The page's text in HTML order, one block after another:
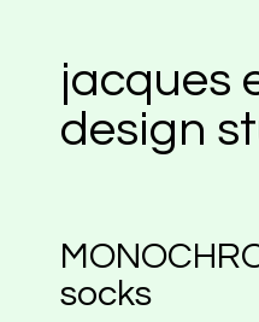
jacques
design
socks